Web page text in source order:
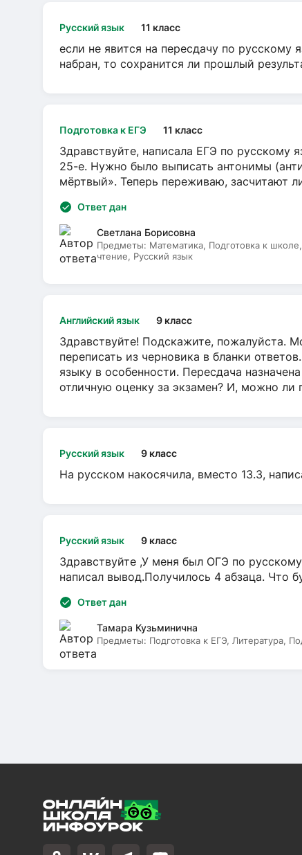
Русский язык 11 класс
если не явится на пересдачу по
набран, то сохранится ли прошлый
Подготовка к ЕГЭ 11 класс
Здравствуйте, написала ЕГЭ по русскому
25-е. Нужно было выписать антонимы
мёртвый». Теперь переживаю, засчитают
Ответ дан
Светлана Борисовна
Предметы: Математика, Подготовка к
чтение, Русский язык
Английский язык 9 класс
Здравствуйте! Подскажите, пожалуйста.
переписать из черновика в бланки
языку в особенности. Пересдача
отличную оценку за экзамен? И, можно ли
Русский язык 9 класс
На русском накосячила, вместо 13.3,
Русский язык 9 класс
Здравствуйте ,У меня был ОГЭ по
написал вывод.Получилось 4 абзаца. Что
Ответ дан
Тамара Кузьминична
Предметы: Подготовка к ЕГЭ, Литература,